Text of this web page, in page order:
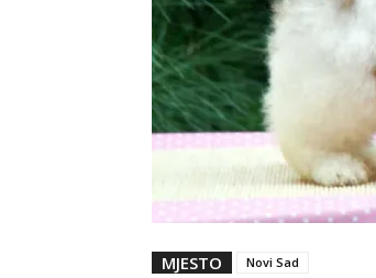
MJESTO Novi Sad